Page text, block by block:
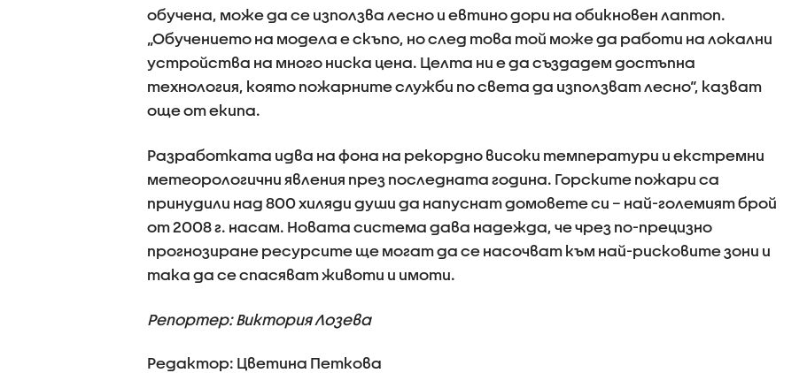
обучена, може да се използва лесно и евтино дори на обикновен лаптоп.
„Обучението на модела е скъпо, но след това той може да работи на локални
устройства на много ниска цена. Целта ни е да създадем достъпна
технология, която пожарните служби по света да използват лесно“, казват
още от екипа.
Разработката идва на фона на рекордно високи температури и екстремни
метеорологични явления през последната година. Горските пожари са
принудили над 800 хиляди души да напуснат домовете си – най-големият брой
от 2008 г. насам. Новата система дава надежда, че чрез по-прецизно
прогнозиране ресурсите ще могат да се насочват към най-рисковите зони и
така да се спасяват животи и имоти.
Репортер: Виктория Лозева
Редактор: Цветина Петкова